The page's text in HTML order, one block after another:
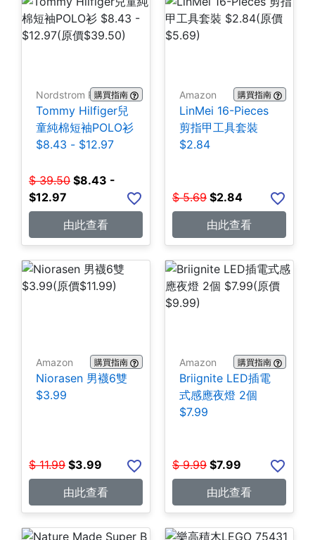
Nordstrom Rack購買指南
Tommy Hilfiger兒
童純棉短袖POLO衫
$8.43 - $12.97
$ 39.50 $8.43 -
$12.97
由此查看
Amazon 購買指南
LinMei 16-Pieces
剪指甲工具套裝
$2.84
$ 5.69 $2.84
由此查看
Amazon 購買指南
Niorasen 男襪6雙
$3.99
$ 11.99 $3.99
由此查看
Amazon 購買指南
Briignite LED插電
式感應夜燈 2個
$7.99
$ 9.99 $7.99
由此查看